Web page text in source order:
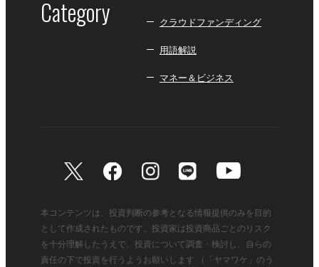
Category クラウドファンディング
用語解説
マネー＆ビジネス
本コンテンツは、投資判断の参考となる情報提供のみを目的
として作成されたものです。投資家は投資商品ごとのリスク
を十分理解したうえで、投資について調査・検討し、自らの
責任の下で投資を行うようお願いします （「ヤマワケ」のう